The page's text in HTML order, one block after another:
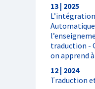
13 | 2025
traduction -
on apprend
12 | 2024
Traduction